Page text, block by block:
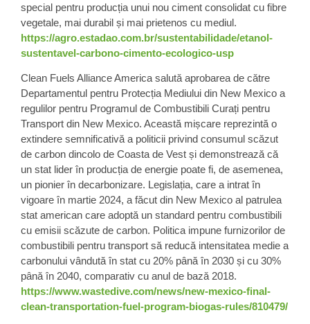
special pentru producția unui nou ciment consolidat cu fibre
vegetale, mai durabil și mai prietenos cu mediul.
https://agro.estadao.com.br/sustentabilidade/etanol-
sustentavel-carbono-cimento-ecologico-usp
Clean Fuels Alliance America salută aprobarea de către
Departamentul pentru Protecția Mediului din New Mexico a
regulilor pentru Programul de Combustibili Curați pentru
Transport din New Mexico. Această mișcare reprezintă o
extindere semnificativă a politicii privind consumul scăzut
de carbon dincolo de Coasta de Vest și demonstrează că
un stat lider în producția de energie poate fi, de asemenea,
un pionier în decarbonizare. Legislația, care a intrat în
vigoare în martie 2024, a făcut din New Mexico al patrulea
stat american care adoptă un standard pentru combustibili
cu emisii scăzute de carbon. Politica impune furnizorilor de
combustibili pentru transport să reducă intensitatea medie a
carbonului vândută în stat cu 20% până în 2030 și cu 30%
până în 2040, comparativ cu anul de bază 2018.
https://www.wastedive.com/news/new-mexico-final-
clean-transportation-fuel-program-biogas-rules/810479/